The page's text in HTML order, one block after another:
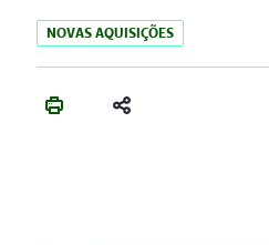
NOVAS AQUISIÇÕES